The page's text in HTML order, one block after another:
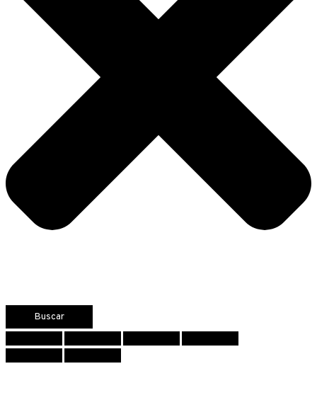
Buscar